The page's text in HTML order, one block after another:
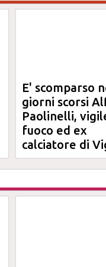
E' scomparso
giorni scorsi
Paolinelli,
fuoco ed ex
calciatore di
Jesina